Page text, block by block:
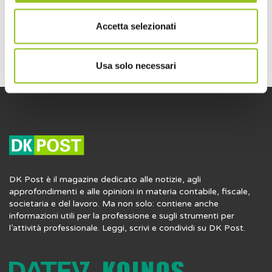
Accetta selezionati
Usa solo necessari
DK Post è il magazine dedicato alle notizie, agli
approfondimenti e alle opinioni in materia contabile, fiscale,
societaria e del lavoro. Ma non solo: contiene anche
informazioni utili per la professione e sugli strumenti per
l’attività professionale. Leggi, scrivi e condividi su DK Post.